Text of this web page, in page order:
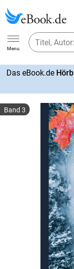
Ebook.de
Menu
Das eBook.de
Band 3